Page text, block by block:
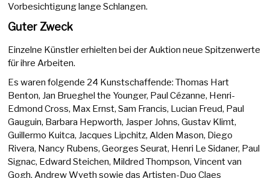
Vorbesichtigung lange Schlangen.
Guter Zweck
Einzelne Künstler erhielten bei der Auktion neue Spitzenwerte
für ihre Arbeiten.
Es waren folgende 24 Kunstschaffende: Thomas Hart
Benton, Jan Brueghel the Younger, Paul Cézanne, Henri-
Edmond Cross, Max Ernst, Sam Francis, Lucian Freud, Paul
Gauguin, Barbara Hepworth, Jasper Johns, Gustav Klimt,
Guillermo Kuitca, Jacques Lipchitz, Alden Mason, Diego
Rivera, Nancy Rubens, Georges Seurat, Henri Le Sidaner, Paul
Signac, Edward Steichen, Mildred Thompson, Vincent van
Gogh, Andrew Wyeth sowie das Artisten-Duo Claes